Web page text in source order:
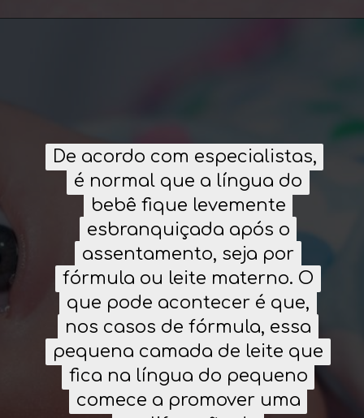
De acordo com especialistas,
é normal que a língua do
bebê fique levemente
esbranquiçada após o
assentamento, seja por
fórmula ou leite materno. O
que pode acontecer é que,
nos casos de fórmula, essa
pequena camada de leite que
fica na língua do pequeno
comece a promover uma
De acordo com especialistas,
é normal que a língua do
bebê fique levemente
esbranquiçada após o
assentamento, seja por
fórmula ou leite materno. O
que pode acontecer é que,
nos casos de fórmula, essa
pequena camada de leite que
fica na língua do pequeno
comece a promover uma